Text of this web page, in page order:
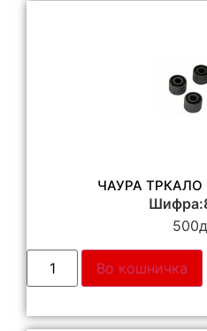
ЧАУРА ТРКАЛО
500
Во кошничка